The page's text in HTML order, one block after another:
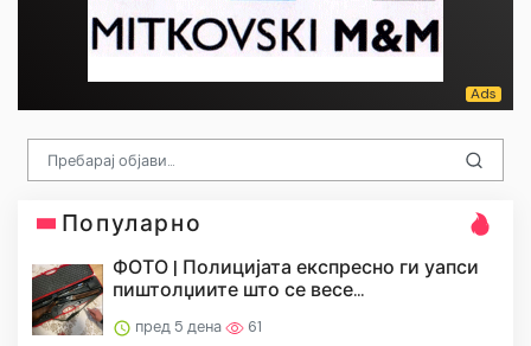
Популарно
ФОТО | Полицијата експресно ги уапси
пиштолџиите што се весе...
пред 5 дена 61